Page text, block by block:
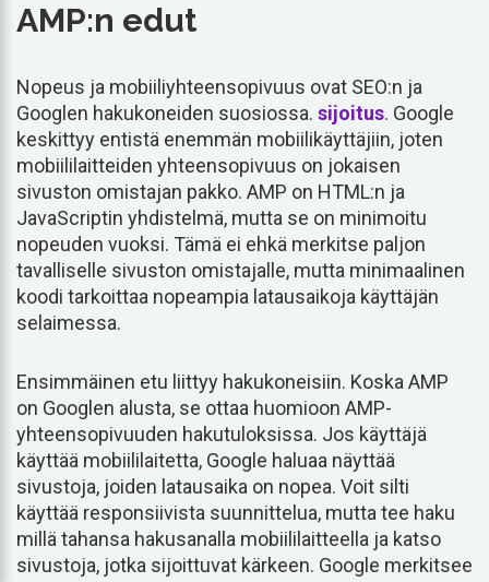
AMP:n edut
Nopeus ja mobiiliyhteensopivuus ovat SEO:n ja
Googlen hakukoneiden suosiossa. sijoitus. Google
keskittyy entistä enemmän mobiilikäyttäjiin, joten
mobiililaitteiden yhteensopivuus on jokaisen
sivuston omistajan pakko. AMP on HTML:n ja
JavaScriptin yhdistelmä, mutta se on minimoitu
nopeuden vuoksi. Tämä ei ehkä merkitse paljon
tavalliselle sivuston omistajalle, mutta minimaalinen
koodi tarkoittaa nopeampia latausaikoja käyttäjän
selaimessa.
Ensimmäinen etu liittyy hakukoneisiin. Koska AMP
on Googlen alusta, se ottaa huomioon AMP-
yhteensopivuuden hakutuloksissa. Jos käyttäjä
käyttää mobiililaitetta, Google haluaa näyttää
sivustoja, joiden latausaika on nopea. Voit silti
käyttää responsiivista suunnittelua, mutta tee haku
millä tahansa hakusanalla mobiililaitteella ja katso
sivustoja, jotka sijoittuvat kärkeen. Google merkitsee